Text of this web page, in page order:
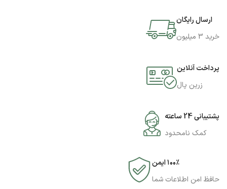
ارسال رایگان
خرید 3 میلیون
پرداخت آنلاین
زرین پال
پشتیبانی 24 ساعته
کمک نامحدود
۱۰۰٪ ایمن
حافظ امن اطلاعات شما